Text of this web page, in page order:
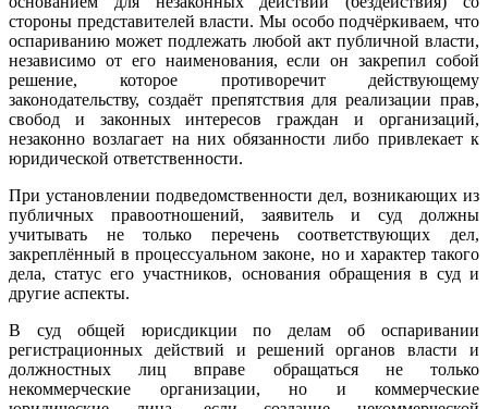
стороны представителей власти. Мы особо подчёркиваем, что
оспариванию может подлежать любой акт публичной власти,
независимо от его наименования, если он закрепил собой
решение, которое противоречит действующему
законодательству, создаёт препятствия для реализации прав,
свобод и законных интересов граждан и организаций,
незаконно возлагает на них обязанности либо привлекает к
юридической ответственности.
При установлении подведомственности дел, возникающих из
публичных правоотношений, заявитель и суд должны
учитывать не только перечень соответствующих дел,
закреплённый в процессуальном законе, но и характер такого
дела, статус его участников, основания обращения в суд и
другие аспекты.
В суд общей юрисдикции по делам об оспаривании
регистрационных действий и решений органов власти и
должностных лиц вправе обращаться не только
некоммерческие организации, но и коммерческие